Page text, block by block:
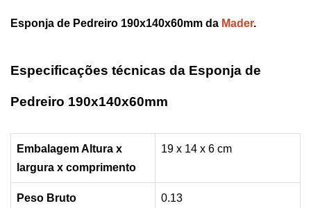
Esponja de Pedreiro 190x140x60mm da Mader.
Especificações técnicas da Esponja de
Pedreiro 190x140x60mm
Embalagem Altura x
largura x comprimento
19 x 14 x 6 cm
Peso Bruto 0.13